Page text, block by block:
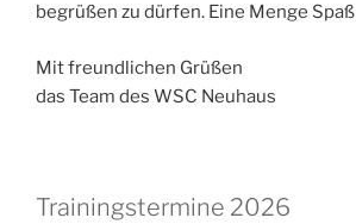
begrüßen zu dürfen. Eine Menge
Mit freundlichen Grüßen
das Team des WSC Neuhaus
Trainingstermine 2026